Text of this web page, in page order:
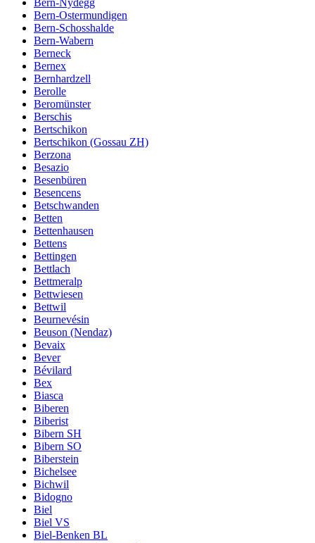
Bern-Ostermundigen
Bern-Schosshalde
Bern-Wabern
Berneck
Bernex
Bernhardzell
Berolle
Beromünster
Berschis
Bertschikon
Bertschikon (Gossau ZH)
Berzona
Besazio
Besenbüren
Besencens
Betschwanden
Betten
Bettenhausen
Bettens
Bettingen
Bettlach
Bettmeralp
Bettwiesen
Bettwil
Beurnevésin
Beuson (Nendaz)
Bevaix
Bever
Bévilard
Bex
Biasca
Biberen
Biberist
Bibern SH
Bibern SO
Biberstein
Bichelsee
Bichwil
Bidogno
Biel
Biel VS
Biel-Benken BL